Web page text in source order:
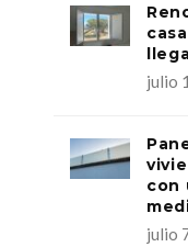
julio
con
julio